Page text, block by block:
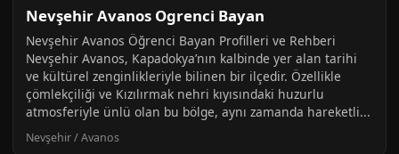
Nevşehir Avanos Ogrenci Bayan
Nevşehir Avanos Öğrenci Bayan Profilleri ve Rehberi
Nevşehir Avanos, Kapadokya’nın kalbinde yer alan tarihi
ve kültürel zenginlikleriyle bilinen bir ilçedir. Özellikle
çömlekçiliği ve Kızılırmak nehri kıyısındaki huzurlu
atmosferiyle ünlü olan bu bölge, aynı zamanda hareketli...
Nevşehir / Avanos